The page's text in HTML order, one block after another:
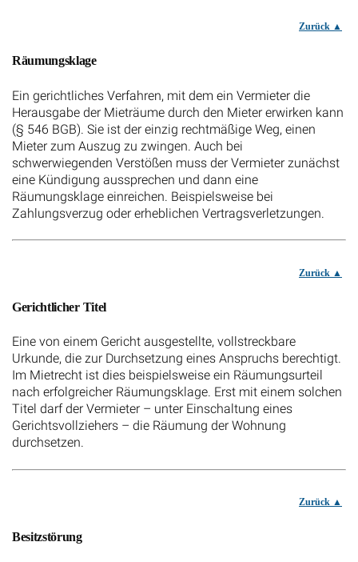
Zurück
Räumungsklage
Ein gerichtliches Verfahren, mit dem ein Vermieter die
Herausgabe der Mieträume durch den Mieter erwirken kann
(§ 546 BGB). Sie ist der einzig rechtmäßige Weg, einen
Mieter zum Auszug zu zwingen. Auch bei
schwerwiegenden Verstößen muss der Vermieter zunächst
eine Kündigung aussprechen und dann eine
Räumungsklage einreichen. Beispielsweise bei
Zahlungsverzug oder erheblichen Vertragsverletzungen.
Zurück
Gerichtlicher Titel
Eine von einem Gericht ausgestellte, vollstreckbare
Urkunde, die zur Durchsetzung eines Anspruchs berechtigt.
Im Mietrecht ist dies beispielsweise ein Räumungsurteil
nach erfolgreicher Räumungsklage. Erst mit einem solchen
Titel darf der Vermieter – unter Einschaltung eines
Gerichtsvollziehers – die Räumung der Wohnung
durchsetzen.
Zurück
Besitzstörung